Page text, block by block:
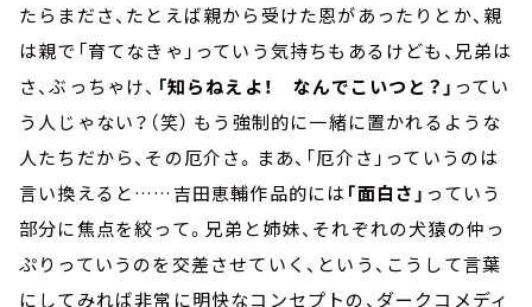
たらまださ、たとえば親から受けた恩があったりとか、親
は親で「育てなきゃ」っていう気持ちもあるけども、兄弟は
さ、ぶっちゃけ、 「知らねえよ！ なんでこいつと？」 ってい
う人じゃない？（笑） もう強制的に一緒に置かれるような
人たちだから、その厄介さ。まあ、「厄介さ」っていうのは
言い換えると……吉田恵輔作品的には 「面白さ」 っていう
部分に焦点を絞って。兄弟と姉妹、それぞれの犬猿の仲っ
ぷりっていうのを交差させていく、という、こうして言葉
にしてみれば非常に明快なコンセプトの、ダークコメディ